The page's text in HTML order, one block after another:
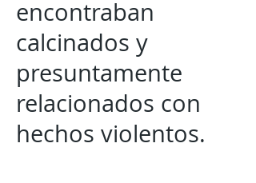
encontraban
calcinados y
presuntamente
relacionados con
hechos violentos.